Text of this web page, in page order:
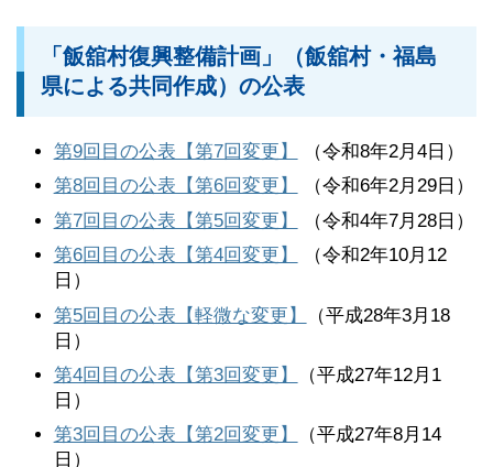
「飯舘村復興整備計画」（飯舘村・福島
県による共同作成）の公表
第9回目の公表【第7回変更】
（令和8年2月4日）
第8回目の公表【第6回変更】
（令和6年2月29日）
第7回目の公表【第5回変更】
（令和4年7月28日）
第6回目の公表【第4回変更】
（令和2年10月12
日）
第5回目の公表【軽微な変更】
（平成28年3月18
日）
第4回目の公表【第3回変更】
（平成27年12月1
日）
第3回目の公表【第2回変更】
（平成27年8月14
日）